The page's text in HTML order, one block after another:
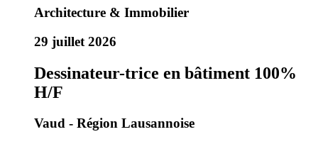
Architecture & Immobilier
29 juillet 2026
Dessinateur-trice en bâtiment 100%
H/F
Vaud - Région Lausannoise